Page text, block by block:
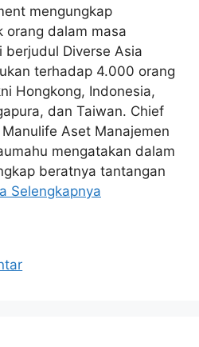
mengungkap
orang dalam masa
berjudul Diverse Asia
terhadap 4.000 orang
Hongkong, Indonesia,
dan Taiwan. Chief
Aset Manajemen
mengatakan dalam
beratnya tantangan
Selengkapnya